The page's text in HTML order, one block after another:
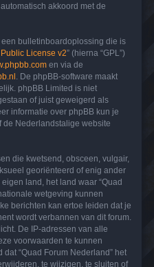
akkoord met de
bulletinboardoplossing die is
License v2” (hierna “GPL”)
en via de
. De phpBB-software maakt
phpBB Limited is niet
of juist geweigerd als
informatie over phpBB kun je
de Nederlandstalige website
die kwetsend, obsceen, vulgair,
georiënteerd of enig ander
land, het land waar “Quad
wetgeving kunnen
berichten kan ertoe leiden dat je
wordt verbannen van dit forum.
De IP-adressen van alle
voorwaarden te kunnen
“Quad Forum Nederland” het
te wijzigen, te sluiten of